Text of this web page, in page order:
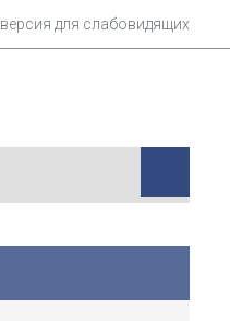
версия для слабовидящих